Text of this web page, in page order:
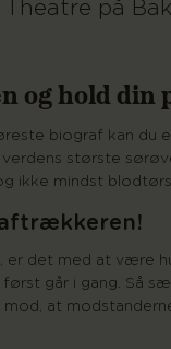
Theatre på
og hold
biograf kan
største
ikke mindst
er det med at være
går i gang. Så
at